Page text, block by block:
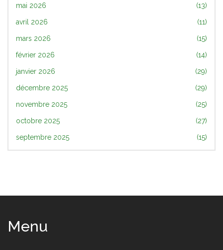
mai 2026 (13)
avril 2026 (11)
mars 2026 (15)
février 2026 (14)
janvier 2026 (29)
décembre 2025 (29)
novembre 2025 (25)
octobre 2025 (27)
septembre 2025 (15)
Menu